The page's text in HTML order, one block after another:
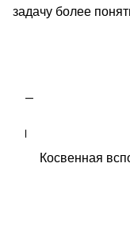
задачу более
Косвенная